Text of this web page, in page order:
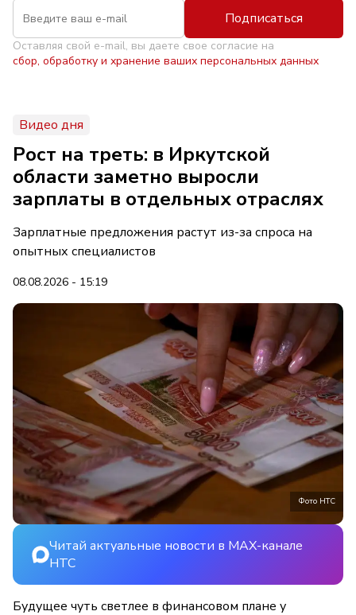
Подписаться
Оставляя свой e-mail, вы даете свое согласие на
сбор, обработку и хранение ваших персональных данных
Видео дня
Рост на треть: в Иркутской
области заметно выросли
зарплаты в отдельных отраслях
Зарплатные предложения растут из-за спроса на
опытных специалистов
08.08.2026 - 15:19
Фото НТС
Читай актуальные новости в MAX-канале
НТС
Будущее чуть светлее в финансовом плане у